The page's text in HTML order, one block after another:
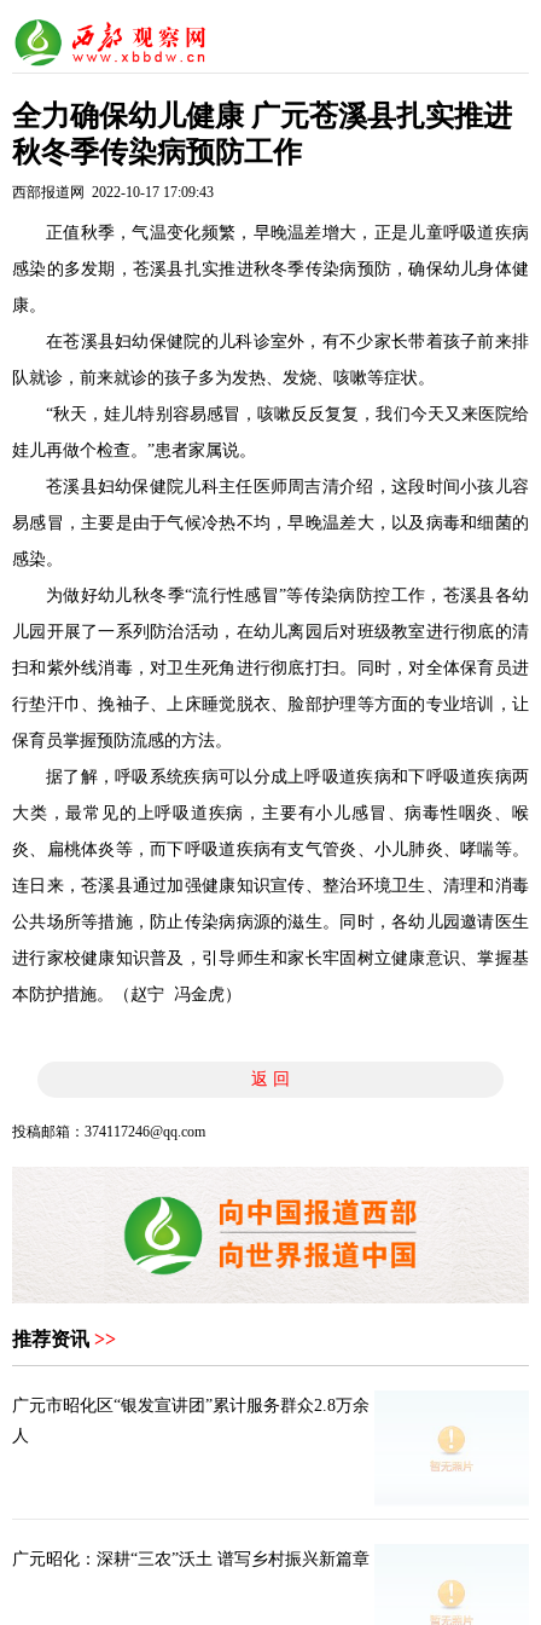
全力确保幼儿健康 广元苍溪县扎实推进
秋冬季传染病预防工作
西部报道网 2022-10-17 17:09:43
正值秋季，气温变化频繁，早晚温差增大，正是儿童呼吸道疾病
感染的多发期，苍溪县扎实推进秋冬季传染病预防，确保幼儿身体健
康。
在苍溪县妇幼保健院的儿科诊室外，有不少家长带着孩子前来排
队就诊，前来就诊的孩子多为发热、发烧、咳嗽等症状。
“秋天，娃儿特别容易感冒，咳嗽反反复复，我们今天又来医院给
娃儿再做个检查。”患者家属说。
苍溪县妇幼保健院儿科主任医师周吉清介绍，这段时间小孩儿容
易感冒，主要是由于气候冷热不均，早晚温差大，以及病毒和细菌的
感染。
为做好幼儿秋冬季“流行性感冒”等传染病防控工作，苍溪县各幼
儿园开展了一系列防治活动，在幼儿离园后对班级教室进行彻底的清
扫和紫外线消毒，对卫生死角进行彻底打扫。同时，对全体保育员进
行垫汗巾、挽袖子、上床睡觉脱衣、脸部护理等方面的专业培训，让
保育员掌握预防流感的方法。
据了解，呼吸系统疾病可以分成上呼吸道疾病和下呼吸道疾病两
大类，最常见的上呼吸道疾病，主要有小儿感冒、病毒性咽炎、喉
炎、扁桃体炎等，而下呼吸道疾病有支气管炎、小儿肺炎、哮喘等。
连日来，苍溪县通过加强健康知识宣传、整治环境卫生、清理和消毒
公共场所等措施，防止传染病病源的滋生。同时，各幼儿园邀请医生
进行家校健康知识普及，引导师生和家长牢固树立健康意识、掌握基
本防护措施。（赵宁 冯金虎）
返 回
投稿邮箱：374117246@qq.com
推荐资讯 >>
广元市昭化区“银发宣讲团”累计服务群众2.8万余
人
广元昭化：深耕“三农”沃土 谱写乡村振兴新篇章